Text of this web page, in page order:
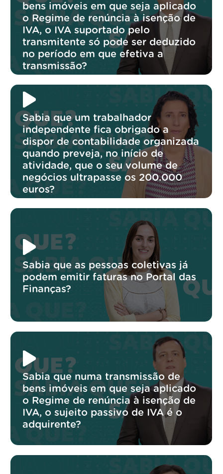
bens imóveis em que seja aplicado
o Regime de renúncia à isenção de
IVA, o IVA suportado pelo
transmitente só pode ser deduzido
no período em que efetiva a
transmissão?
Sabia que um trabalhador
independente fica obrigado a
dispor de contabilidade organizada
quando preveja, no início de
atividade, que o seu volume de
negócios ultrapasse os 200.000
euros?
Sabia que as pessoas coletivas já
podem emitir faturas no Portal das
Finanças?
Sabia que numa transmissão de
bens imóveis em que seja aplicado
o Regime de renúncia à isenção de
IVA, o sujeito passivo de IVA é o
adquirente?